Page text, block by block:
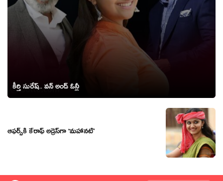
కీర్తి సురేష్.. వన్ అండ్ ఓన్లీ
ఆఫర్స్‌కి కేరాఫ్ అడ్రెస్‌గా ‘మహానటి’